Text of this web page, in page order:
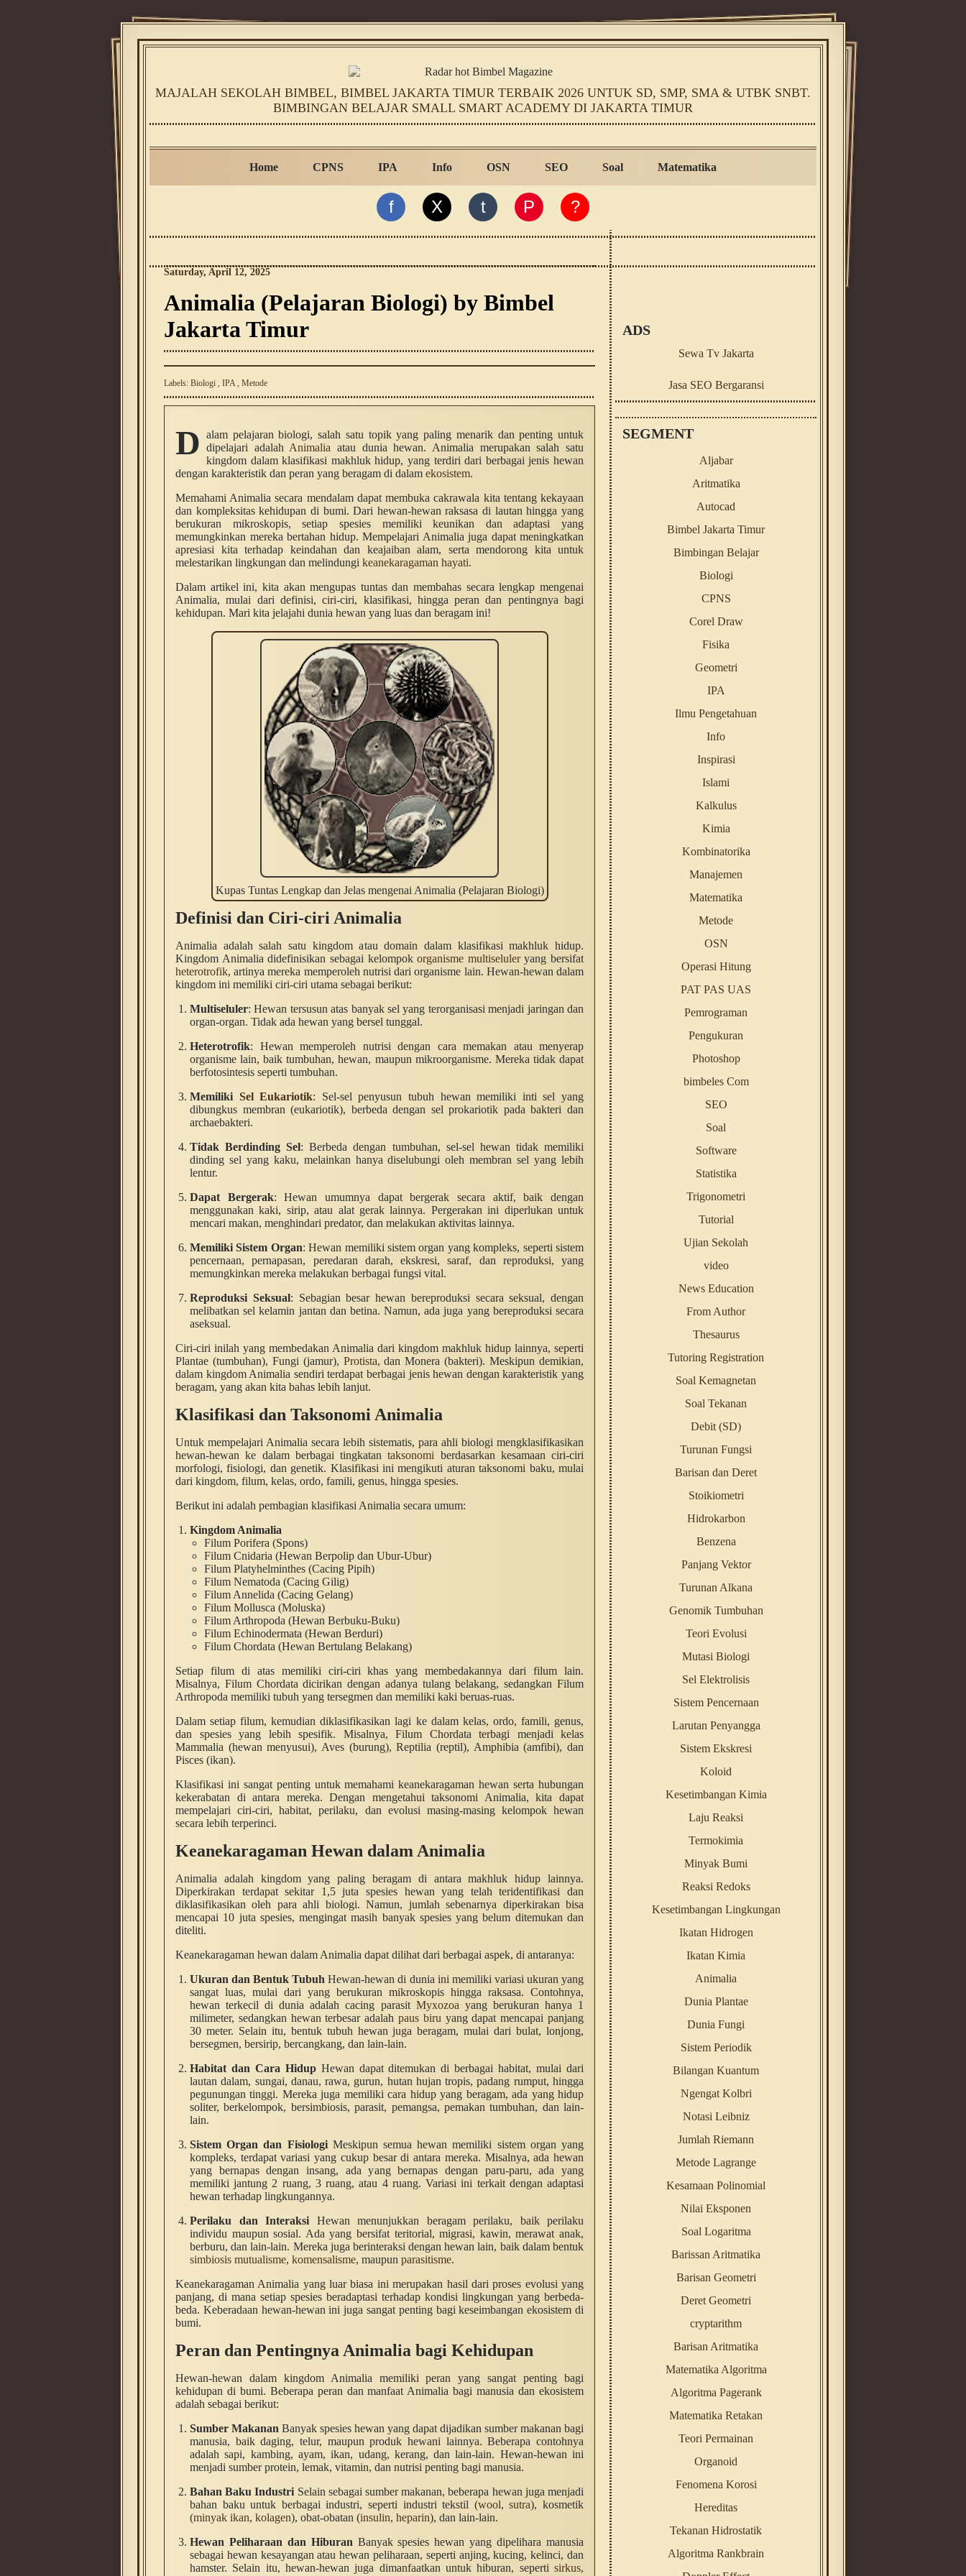
MAJALAH SEKOLAH BIMBEL, BIMBEL JAKARTA TIMUR TERBAIK 2026 UNTUK SD, SMP, SMA & UTBK SNBT.
BIMBINGAN BELAJAR SMALL SMART ACADEMY DI JAKARTA TIMUR
Home CPNS IPA Info OSN SEO Soal Matematika
f X t P ?
Saturday, April 12, 2025
Animalia (Pelajaran Biologi) by Bimbel
Jakarta Timur
Labels: Biologi , IPA, Metode
D alam pelajaran biologi, salah satu topik yang paling menarik dan penting untuk
dipelajari adalah Animalia atau dunia hewan. Animalia merupakan salah satu
kingdom dalam klasifikasi makhluk hidup, yang terdiri dari berbagai jenis hewan
dengan karakteristik dan peran yang beragam di dalam ekosistem.
Memahami Animalia secara mendalam dapat membuka cakrawala kita tentang kekayaan
dan kompleksitas kehidupan di bumi. Dari hewan-hewan raksasa di lautan hingga yang
berukuran mikroskopis, setiap spesies memiliki keunikan dan adaptasi yang
memungkinkan mereka bertahan hidup. Mempelajari Animalia juga dapat meningkatkan
apresiasi kita terhadap keindahan dan keajaiban alam, serta mendorong kita untuk
melestarikan lingkungan dan melindungi keanekaragaman hayati.
Dalam artikel ini, kita akan mengupas tuntas dan membahas secara lengkap mengenai
Animalia, mulai dari definisi, ciri-ciri, klasifikasi, hingga peran dan pentingnya bagi
kehidupan. Mari kita jelajahi dunia hewan yang luas dan beragam ini!
Kupas Tuntas Lengkap dan Jelas mengenai Animalia (Pelajaran Biologi)
Definisi dan Ciri-ciri Animalia
Animalia adalah salah satu kingdom atau domain dalam klasifikasi makhluk hidup.
Kingdom Animalia didefinisikan sebagai kelompokorganisme multiseluleryang bersifat
heterotrofik, artinya mereka memperoleh nutrisi dari organisme lain. Hewan-hewan dalam
kingdom ini memiliki ciri-ciri utama sebagai berikut:
Multiseluler: Hewan tersusun atas banyak sel yang terorganisasi menjadi jaringan dan
organ-organ. Tidak ada hewan yang bersel tunggal.
Heterotrofik: Hewan memperoleh nutrisi dengan cara memakan atau menyerap
organisme lain, baik tumbuhan, hewan, maupun mikroorganisme. Mereka tidak dapat
berfotosintesis seperti tumbuhan.
Memiliki Sel Eukariotik: Sel-sel penyusun tubuh hewan memiliki inti sel yang
dibungkus membran (eukariotik), berbeda dengan sel prokariotik pada bakteri dan
archaebakteri.
Tidak Berdinding Sel: Berbeda dengan tumbuhan, sel-sel hewan tidak memiliki
dinding sel yang kaku, melainkan hanya diselubungi oleh membran sel yang lebih
lentur.
Dapat Bergerak: Hewan umumnya dapat bergerak secara aktif, baik dengan
menggunakan kaki, sirip, atau alat gerak lainnya. Pergerakan ini diperlukan untuk
mencari makan, menghindari predator, dan melakukan aktivitas lainnya.
Memiliki Sistem Organ: Hewan memiliki sistem organ yang kompleks, seperti sistem
pencernaan, pernapasan, peredaran darah, ekskresi, saraf, dan reproduksi, yang
memungkinkan mereka melakukan berbagai fungsi vital.
Reproduksi Seksual: Sebagian besar hewan bereproduksi secara seksual, dengan
melibatkan sel kelamin jantan dan betina. Namun, ada juga yang bereproduksi secara
aseksual.
Ciri-ciri inilah yang membedakan Animalia dari kingdom makhluk hidup lainnya, seperti
Plantae (tumbuhan), Fungi (jamur), Protista, dan Monera (bakteri). Meskipun demikian,
dalam kingdom Animalia sendiri terdapat berbagai jenis hewan dengan karakteristik yang
beragam, yang akan kita bahas lebih lanjut.
Klasifikasi dan Taksonomi Animalia
Untuk mempelajari Animalia secara lebih sistematis, para ahli biologi mengklasifikasikan
hewan-hewan ke dalam berbagai tingkatantaksonomi berdasarkan kesamaan ciri-ciri
morfologi, fisiologi, dan genetik. Klasifikasi ini mengikuti aturan taksonomi baku, mulai
dari kingdom, filum, kelas, ordo, famili, genus, hingga spesies.
Berikut ini adalah pembagian klasifikasi Animalia secara umum:
Kingdom Animalia
Filum Porifera (Spons)
Filum Cnidaria (Hewan Berpolip dan Ubur-Ubur)
Filum Platyhelminthes (Cacing Pipih)
Filum Nematoda (Cacing Gilig)
Filum Annelida (Cacing Gelang)
Filum Mollusca (Moluska)
Filum Arthropoda (Hewan Berbuku-Buku)
Filum Echinodermata (Hewan Berduri)
Filum Chordata (Hewan Bertulang Belakang)
Setiap filum di atas memiliki ciri-ciri khas yang membedakannya dari filum lain.
Misalnya, Filum Chordata dicirikan dengan adanya tulang belakang, sedangkan Filum
Arthropoda memiliki tubuh yang tersegmen dan memiliki kaki beruas-ruas.
Dalam setiap filum, kemudian diklasifikasikan lagi ke dalam kelas, ordo, famili, genus,
dan spesies yang lebih spesifik. Misalnya, Filum Chordata terbagi menjadi kelas
Mammalia (hewan menyusui), Aves (burung), Reptilia (reptil), Amphibia (amfibi), dan
Pisces (ikan).
Klasifikasi ini sangat penting untuk memahami keanekaragaman hewan serta hubungan
kekerabatan di antara mereka. Dengan mengetahui taksonomi Animalia, kita dapat
mempelajari ciri-ciri, habitat, perilaku, dan evolusi masing-masing kelompok hewan
secara lebih terperinci.
Keanekaragaman Hewan dalam Animalia
Animalia adalah kingdom yang paling beragam di antara makhluk hidup lainnya.
Diperkirakan terdapat sekitar 1,5 juta spesies hewan yang telah teridentifikasi dan
diklasifikasikan oleh para ahli biologi. Namun, jumlah sebenarnya diperkirakan bisa
mencapai 10 juta spesies, mengingat masih banyak spesies yang belum ditemukan dan
diteliti.
Keanekaragaman hewan dalam Animalia dapat dilihat dari berbagai aspek, di antaranya:
Ukuran dan Bentuk Tubuh Hewan-hewan di dunia ini memiliki variasi ukuran yang
sangat luas, mulai dari yang berukuran mikroskopis hingga raksasa. Contohnya,
hewan terkecil di dunia adalah cacing parasit Myxozoa yang berukuran hanya 1
milimeter, sedangkan hewan terbesar adalah paus biru yang dapat mencapai panjang
30 meter. Selain itu, bentuk tubuh hewan juga beragam, mulai dari bulat, lonjong,
bersegmen, bersirip, bercangkang, dan lain-lain.
Habitat dan Cara HidupHewan dapat ditemukan di berbagai habitat, mulai dari
lautan dalam, sungai, danau, rawa, gurun, hutan hujan tropis, padang rumput, hingga
pegunungan tinggi. Mereka juga memiliki cara hidup yang beragam, ada yang hidup
soliter, berkelompok, bersimbiosis, parasit, pemangsa, pemakan tumbuhan, dan lain-
lain.
Sistem Organ dan FisiologiMeskipun semua hewan memiliki sistem organ yang
kompleks, terdapat variasi yang cukup besar di antara mereka. Misalnya, ada hewan
yang bernapas dengan insang, ada yang bernapas dengan paru-paru, ada yang
memiliki jantung 2 ruang, 3 ruang, atau 4 ruang. Variasi ini terkait dengan adaptasi
hewan terhadap lingkungannya.
Perilaku dan Interaksi Hewan menunjukkan beragam perilaku, baik perilaku
individu maupun sosial. Ada yang bersifat teritorial, migrasi, kawin, merawat anak,
berburu, dan lain-lain. Mereka juga berinteraksi dengan hewan lain, baik dalam bentuk
simbiosis mutualisme, komensalisme, maupun parasitisme.
Keanekaragaman Animalia yang luar biasa ini merupakan hasil dari proses evolusi yang
panjang, di mana setiap spesies beradaptasi terhadap kondisi lingkungan yang berbeda-
beda. Keberadaan hewan-hewan ini juga sangat penting bagi keseimbangan ekosistem di
bumi.
Peran dan Pentingnya Animalia bagi Kehidupan
Hewan-hewan dalam kingdom Animalia memiliki peran yang sangat penting bagi
kehidupan di bumi. Beberapa peran dan manfaat Animalia bagi manusia dan ekosistem
adalah sebagai berikut:
Sumber Makanan Banyak spesies hewan yang dapat dijadikan sumber makanan bagi
manusia, baik daging, telur, maupun produk hewani lainnya. Beberapa contohnya
adalah sapi, kambing, ayam, ikan, udang, kerang, dan lain-lain. Hewan-hewan ini
menjadi sumber protein, lemak, vitamin, dan nutrisi penting bagi manusia.
Bahan Baku Industri Selain sebagai sumber makanan, beberapa hewan juga menjadi
bahan baku untuk berbagai industri, seperti industri tekstil (wool,sutra), kosmetik
(minyak ikan, kolagen), obat-obatan (insulin, heparin), dan lain-lain.
Hewan Peliharaan dan Hiburan Banyak spesies hewan yang dipelihara manusia
sebagai hewan kesayangan atau hewan peliharaan, seperti anjing, kucing, kelinci, dan
hamster. Selain itu, hewan-hewan juga dimanfaatkan untuk hiburan, seperti sirkus,
ADS
Sewa Tv Jakarta
Jasa SEO Bergaransi
SEGMENT
Aljabar
Aritmatika
Autocad
Bimbel Jakarta Timur
Bimbingan Belajar
Biologi
CPNS
Corel Draw
Fisika
Geometri
IPA
Ilmu Pengetahuan
Info
Inspirasi
Islami
Kalkulus
Kimia
Kombinatorika
Manajemen
Matematika
Metode
OSN
Operasi Hitung
PAT PAS UAS
Pemrograman
Pengukuran
Photoshop
bimbeles Com
SEO
Soal
Software
Statistika
Trigonometri
Tutorial
Ujian Sekolah
video
News Education
From Author
Thesaurus
Tutoring Registration
Soal Kemagnetan
Soal Tekanan
Debit (SD)
Turunan Fungsi
Barisan dan Deret
Stoikiometri
Hidrokarbon
Benzena
Panjang Vektor
Turunan Alkana
Genomik Tumbuhan
Teori Evolusi
Mutasi Biologi
Sel Elektrolisis
Sistem Pencernaan
Larutan Penyangga
Sistem Ekskresi
Koloid
Kesetimbangan Kimia
Laju Reaksi
Termokimia
Minyak Bumi
Reaksi Redoks
Kesetimbangan Lingkungan
Ikatan Hidrogen
Ikatan Kimia
Animalia
Dunia Plantae
Dunia Fungi
Sistem Periodik
Bilangan Kuantum
Ngengat Kolbri
Notasi Leibniz
Jumlah Riemann
Metode Lagrange
Kesamaan Polinomial
Nilai Eksponen
Soal Logaritma
Barissan Aritmatika
Barisan Geometri
Deret Geometri
cryptarithm
Barisan Aritmatika
Matematika Algoritma
Algoritma Pagerank
Matematika Retakan
Teori Permainan
Organoid
Fenomena Korosi
Hereditas
Tekanan Hidrostatik
Algoritma Rankbrain